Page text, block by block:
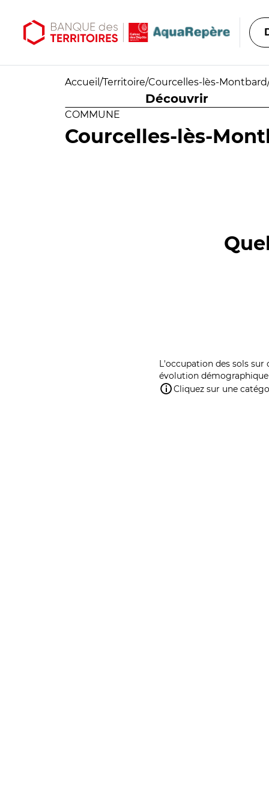
Accueil /Territoire/Courcelles-lès-Montbard
Découvrir
COMMUNE
Courcelles-lès-
L'occupation des sols
évolution
Cliquez sur une